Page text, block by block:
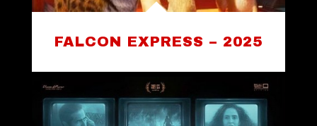
FALCON EXPRESS – 2025